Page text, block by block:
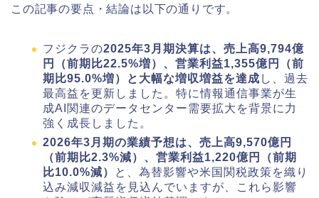
この記事の要点・結論は以下の通りです。
フジクラの2025年3月期決算は、売上高9,794億
円（前期比22.5%増）、営業利益1,355億円（前
期比95.0%増）と大幅な増収増益を達成 し、過去
最高益を更新しました。特に情報通信事業が生
成AI関連のデータセンター需要拡大を背景に力
強く成長しました。
2026年3月期の業績予想は、売上高9,570億円
（前期比2.3%減）、営業利益1,220億円（前期
比10.0%減）
と、為替影響や米国関税政策を織り
込み減収減益を見込んでいますが、これら影響